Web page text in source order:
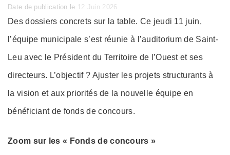
Date de publication le Posted
12 Juin 2026
Des dossiers concrets sur la table. Ce jeudi 11 juin,
l’équipe municipale s’est réunie à l’auditorium de Saint-
Leu avec le Président du Territoire de l’Ouest et ses
directeurs. L’objectif ? Ajuster les projets structurants à
la vision et aux priorités de la nouvelle équipe en
bénéficiant de fonds de concours.
Zoom sur les « Fonds de concours »